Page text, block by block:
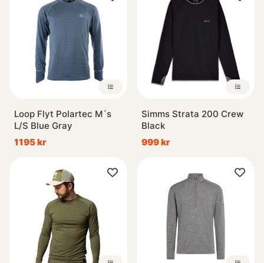
Loop Flyt Polartec M´s
L/S Blue Gray
1195 kr
Simms Strata 200 Crew
Black
999 kr